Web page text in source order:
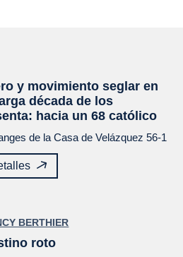
y movimiento seglar en
década de los
hacia un 68 católico
de la Casa de Velázquez 56-1
BERTHIER
roto